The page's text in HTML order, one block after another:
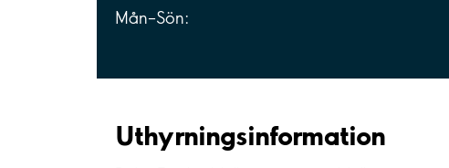
Mån–Sön:
Uthyrnings­information